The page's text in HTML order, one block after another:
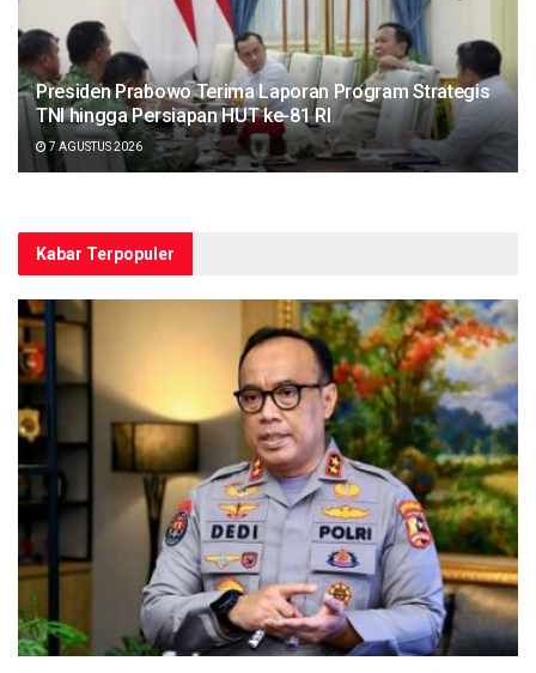
Presiden Prabowo Terima Laporan Program Strategis
TNI hingga Persiapan HUT ke-81 RI
7 AGUSTUS 2026
Kabar Terpopuler